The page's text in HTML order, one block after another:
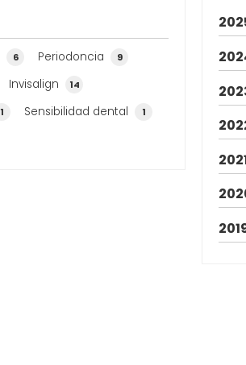
6 Periodoncia 9
Invisalign 14
1 Sensibilidad dental 1
y final a tu problema en los